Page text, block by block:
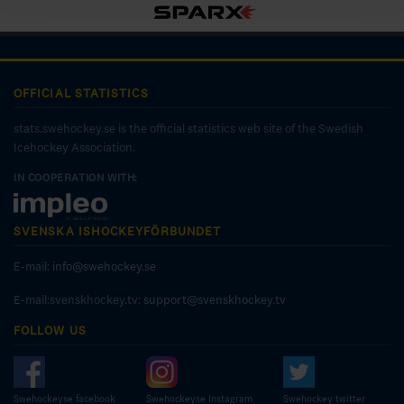
OFFICIAL STATISTICS
stats.swehockey.se is the official statistics web site of the Swedish
Icehockey Association.
IN COOPERATION WITH:
SVENSKA ISHOCKEYFÖRBUNDET
E-mail: info@swehockey.se
E-mail:svenskhockey.tv: support@svenskhockey.tv
FOLLOW US
Swehockeyse facebook Swehockeyse Instagram Swehockey twitter